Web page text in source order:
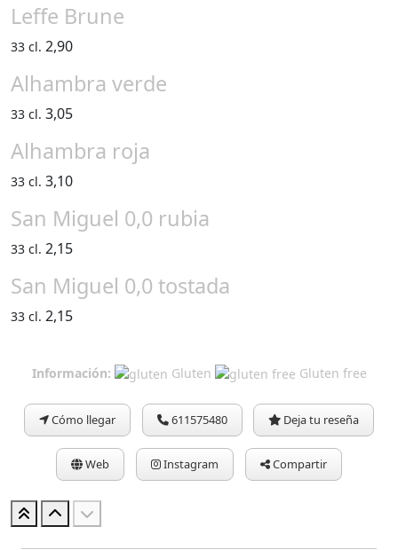
Leffe Brune
33 cl. 2,90
Alhambra verde
33 cl. 3,05
Alhambra roja
33 cl. 3,10
San Miguel 0,0 rubia
33 cl. 2,15
San Miguel 0,0 tostada
33 cl. 2,15
Información: Gluten Gluten free
Cómo llegar 611575480 Deja tu reseña
Web Instagram Compartir